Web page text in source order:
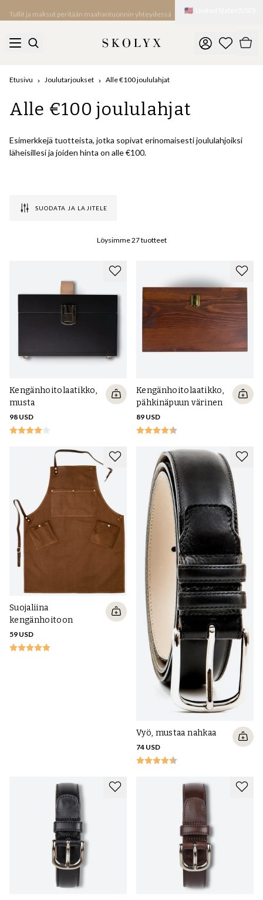
Tullit ja maksut peritään maahantuonnin yhteydessä 🇺🇸
Etusivu Joulutarjoukset Alle €100 joululahjat
Alle €100 joululahjat
Esimerkkejä tuotteista, jotka sopivat erinomaisesti joululahjoiksi
läheisillesi ja joiden hinta on alle €100.
SUODATA JA LAJITELE
Löysimme27tuotteet
Kengänhoitolaatikko,
musta
98 USD
Kengänhoitolaatikko,
pähkinäpuun värinen
89 USD
Suojaliina
kengänhoitoon
59 USD
Vyö, mustaa nahkaa
74 USD